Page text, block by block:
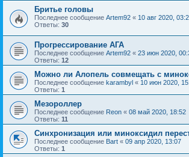
Бритье головы
Последнее сообщение Artem92 « 10 авг 2020,
Ответы: 30
Прогрессирование АГА
Последнее сообщение Artem92 « 23 июн 2020,
Ответы: 12
Можно ли Алопель совмещать с
Последнее сообщение karambyl « 10 июн 2020,
Ответы: 1
Мезороллер
Последнее сообщение Reon « 08 май 2020, 18:52
Ответы: 11
Синхронизация или миноксидил
Последнее сообщение Bart « 09 апр 2020, 13:07
Ответы: 1